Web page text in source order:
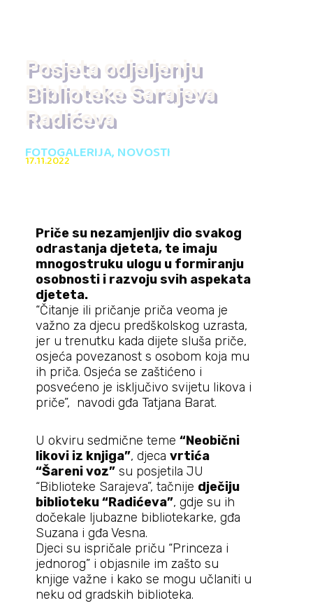
Posjeta odjeljenju
Biblioteke Sarajeva
Radićeva
FOTOGALERIJA,NOVOSTI
17.11.2022
Priče su nezamjenljiv dio svakog
odrastanja djeteta, te imaju
mnogostruku ulogu u formiranju
osobnosti i razvoju svih aspekata
djeteta.
“Čitanje ili pričanje priča veoma je
važno za djecu predškolskog uzrasta,
jer u trenutku kada dijete sluša priče,
osjeća povezanost s osobom koja mu
ih priča. Osjeća se zaštićeno i
posvećeno je isključivo svijetu likova i
priče”, navodi gđa Tatjana Barat.
U okviru sedmične teme “Neobični
likovi iz knjiga”, djeca vrtića
“Šareni voz”su posjetila JU
“Biblioteke Sarajeva”, tačnije dječiju
biblioteku “Radićeva”, gdje su ih
dočekale ljubazne bibliotekarke, gđa
Suzana i gđa Vesna.
Djeci su ispričale priču “Princeza i
jednorog” i objasnile im zašto su
knjige važne i kako se mogu učlaniti u
neku od gradskih biblioteka.